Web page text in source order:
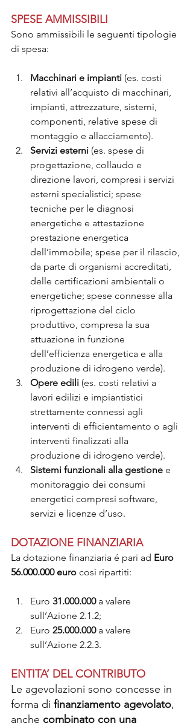
SPESE AMMISSIBILI
Sono ammissibili le seguenti tipologie
di spesa:
Macchinari e impianti (es. costi
relativi all’acquisto di macchinari,
impianti, attrezzature, sistemi,
componenti, relative spese di
montaggio e allacciamento).
Servizi esterni (es. spese di
progettazione, collaudo e
direzione lavori, compresi i servizi
esterni specialistici; spese
tecniche per le diagnosi
energetiche e attestazione
prestazione energetica
dell’immobile; spese per il rilascio,
da parte di organismi accreditati,
delle certificazioni ambientali o
energetiche; spese connesse alla
riprogettazione del ciclo
produttivo, compresa la sua
attuazione in funzione
dell’efficienza energetica e alla
produzione di idrogeno verde).
Opere edili (es. costi relativi a
lavori edilizi e impiantistici
strettamente connessi agli
interventi di efficientamento o agli
interventi finalizzati alla
produzione di idrogeno verde).
Sistemi funzionali alla gestione e
monitoraggio dei consumi
energetici compresi software,
servizi e licenze d’uso.
DOTAZIONE FINANZIARIA
La dotazione finanziaria é pari ad Euro
56.000.000 euro così ripartiti:
Euro 31.000.000 a valere
sull’Azione 2.1.2;
Euro 25.000.000 a valere
sull’Azione 2.2.3.
ENTITA’ DEL CONTRIBUTO
Le agevolazioni sono concesse in
forma di finanziamento agevolato,
anche combinato con una